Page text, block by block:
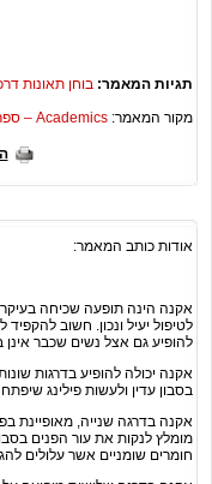
תגיות המאמר: בוחן תאונות
מקור המאמר: Academics – ספריית המאמרים של ישראל
אודות כותב המאמר:
אקנה הינה תופעה שכיחה
לטיפול יעיל ונכון. חשוב
להופיע גם אצל נשים שכבר אינן
אקנה יכולה להופיע בדרגות
בסבון עדין ולעשות פילינג
אקנה בדרגה שנייה, מאופיינת
מומלץ לנקות את עור הפנים
חומרים שומניים אשר עלולים